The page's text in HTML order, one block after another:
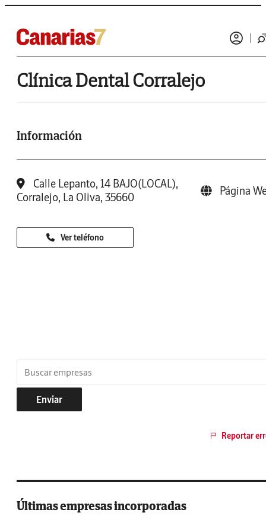
Clínica Dental Corralejo
Información
Calle Lepanto, 14 BAJO(LOCAL),
Corralejo, La Oliva, 35660
Página
Ver teléfono
Enviar
Reportar
Últimas empresas incorporadas